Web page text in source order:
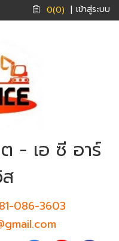
0(0) | เข้าสู่ระบบ
ต - เอ ซี อาร์
086-3603